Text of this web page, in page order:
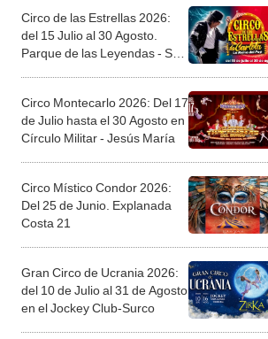
Circo de las Estrellas 2026:
del 15 Julio al 30 Agosto.
Parque de las Leyendas - San
Circo Montecarlo 2026: Del 17
de Julio hasta el 30 Agosto en
Círculo Militar - Jesús María
Circo Místico Condor 2026:
Del 25 de Junio. Explanada
Costa 21
Gran Circo de Ucrania 2026:
del 10 de Julio al 31 de Agosto
en el Jockey Club-Surco